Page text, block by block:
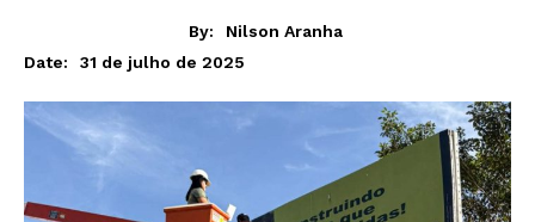
By:
Nilson Aranha
Date:
31 de julho de 2025